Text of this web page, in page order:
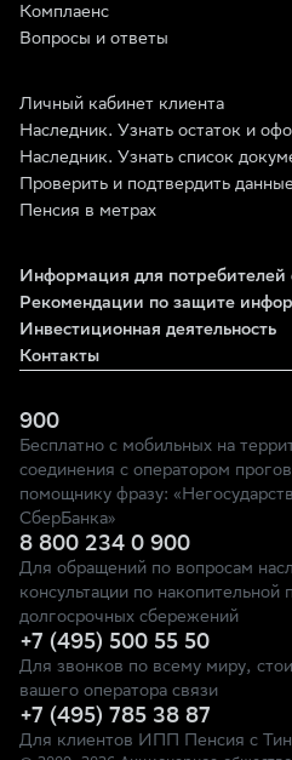
Комплаенс
Вопросы и ответы
Личный кабинет клиента
Наследник. Узнать остаток и
Наследник. Узнать список
Проверить и подтвердить
Пенсия в метрах
Информация для потребителей
Рекомендации по защите
Инвестиционная деятельность
Контакты
900
Бесплатно с мобильных на
соединения с оператором
помощнику фразу:
СберБанка»
8 800 234 0 900
Для обращений по вопросам
консультации по накопительной
долгосрочных сбережений
+7 (495) 500 55 50
Для звонков по всему миру,
вашего оператора связи
+7 (495) 785 38 87
Для клиентов ИПП Пенсия с